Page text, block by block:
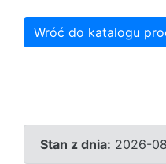
Wróć do katalogu
Stan z dnia: 2026-